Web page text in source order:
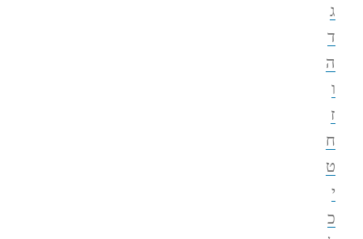
ג
ד
ה
ו
ז
ח
ט
י
כ